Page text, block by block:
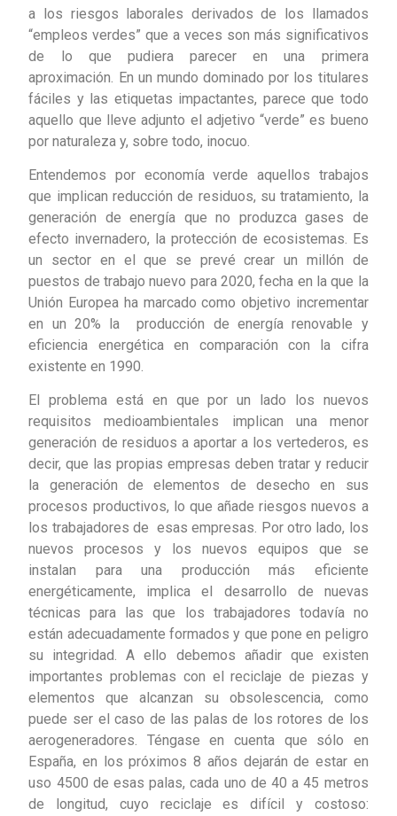
a los riesgos laborales derivados de los llamados
“empleos verdes” que a veces son más significativos
de lo que pudiera parecer en una primera
aproximación. En un mundo dominado por los titulares
fáciles y las etiquetas impactantes, parece que todo
aquello que lleve adjunto el adjetivo “verde” es bueno
por naturaleza y, sobre todo, inocuo.
Entendemos por economía verde aquellos trabajos
que implican reducción de residuos, su tratamiento, la
generación de energía que no produzca gases de
efecto invernadero, la protección de ecosistemas. Es
un sector en el que se prevé crear un millón de
puestos de trabajo nuevo para 2020, fecha en la que la
Unión Europea ha marcado como objetivo incrementar
en un 20% la producción de energía renovable y
eficiencia energética en comparación con la cifra
existente en 1990.
El problema está en que por un lado los nuevos
requisitos medioambientales implican una menor
generación de residuos a aportar a los vertederos, es
decir, que las propias empresas deben tratar y reducir
la generación de elementos de desecho en sus
procesos productivos, lo que añade riesgos nuevos a
los trabajadores de esas empresas. Por otro lado, los
nuevos procesos y los nuevos equipos que se
instalan para una producción más eficiente
energéticamente, implica el desarrollo de nuevas
técnicas para las que los trabajadores todavía no
están adecuadamente formados y que pone en peligro
su integridad. A ello debemos añadir que existen
importantes problemas con el reciclaje de piezas y
elementos que alcanzan su obsolescencia, como
puede ser el caso de las palas de los rotores de los
aerogeneradores. Téngase en cuenta que sólo en
España, en los próximos 8 años dejarán de estar en
uso 4500 de esas palas, cada uno de 40 a 45 metros
de longitud, cuyo reciclaje es difícil y costoso: